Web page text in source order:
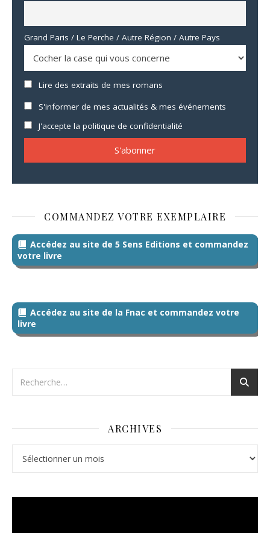
Grand Paris / Le Perche / Autre Région / Autre Pays
Lire des extraits de mes romans
S'informer de mes actualités & mes événements
J'accepte la politique de confidentialité
COMMANDEZ VOTRE EXEMPLAIRE
Accédez au site de 5 Sens Editions et commandez
votre livre
Accédez au site de la Fnac et commandez votre
livre
ARCHIVES